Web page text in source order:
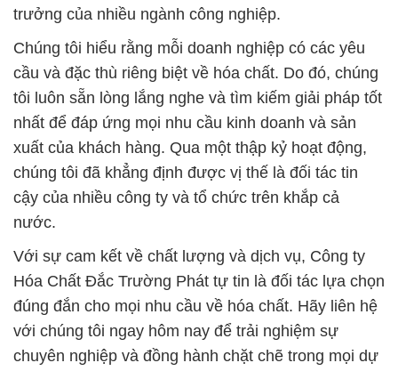
trưởng của nhiều ngành công nghiệp.
Chúng tôi hiểu rằng mỗi doanh nghiệp có các yêu
cầu và đặc thù riêng biệt về hóa chất. Do đó, chúng
tôi luôn sẵn lòng lắng nghe và tìm kiếm giải pháp tốt
nhất để đáp ứng mọi nhu cầu kinh doanh và sản
xuất của khách hàng. Qua một thập kỷ hoạt động,
chúng tôi đã khẳng định được vị thế là đối tác tin
cậy của nhiều công ty và tổ chức trên khắp cả
nước.
Với sự cam kết về chất lượng và dịch vụ, Công ty
Hóa Chất Đắc Trường Phát tự tin là đối tác lựa chọn
đúng đắn cho mọi nhu cầu về hóa chất. Hãy liên hệ
với chúng tôi ngay hôm nay để trải nghiệm sự
chuyên nghiệp và đồng hành chặt chẽ trong mọi dự